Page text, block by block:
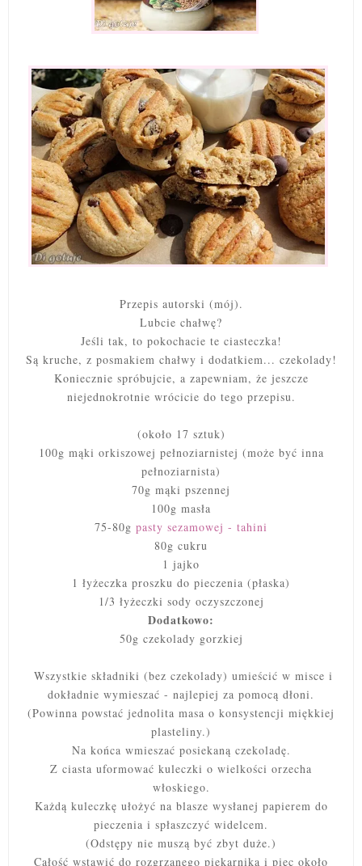
Przepis autorski (mój).
Lubcie chałwę?
Jeśli tak, to pokochacie te ciasteczka!
Są kruche, z posmakiem chałwy i dodatkiem... czekolady!
Koniecznie spróbujcie, a zapewniam, że jeszcze
niejednokrotnie wrócicie do tego przepisu.
(około 17 sztuk)
100g mąki orkiszowej pełnoziarnistej (może być inna
pełnoziarnista)
70g mąki pszennej
100g masła
75-80g pasty sezamowej - tahini
80g cukru
1 jajko
1 łyżeczka proszku do pieczenia (płaska)
1/3 łyżeczki sody oczyszczonej
Dodatkowo:
50g czekolady gorzkiej
Wszystkie składniki (bez czekolady) umieścić w misce i
dokładnie wymieszać - najlepiej za pomocą dłoni.
(Powinna powstać jednolita masa o konsystencji miękkiej
plasteliny.)
Na końca wmieszać posiekaną czekoladę.
Z ciasta uformować kuleczki o wielkości orzecha
włoskiego.
Każdą kuleczkę ułożyć na blasze wysłanej papierem do
pieczenia i spłaszczyć widelcem.
(Odstępy nie muszą być zbyt duże.)
Całość wstawić do rozgrzanego piekarnika i piec około